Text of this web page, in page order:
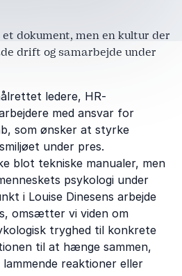
dokument, men en kultur der
drift og samarbejde under
ledere, HR-
med ansvar for
som ønsker at styrke
under pres.
blot tekniske manualer, men
psykologi under
i Louise Dinesens arbejde
omsætter vi viden om
tryghed til konkrete
til at hænge sammen,
reaktioner eller